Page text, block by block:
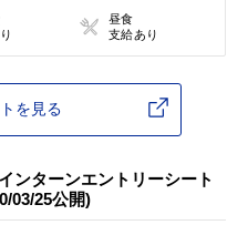
昼食
支給あり
を見る
ンターンエントリーシート
03/25公開)